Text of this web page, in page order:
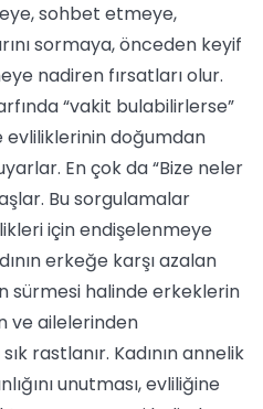
sohbet etmeye,
sormaya, önceden keyif
nadiren fırsatları olur.
“vakit bulabilirlerse”
evliliklerinin doğumdan
En çok da “Bize neler
Bu sorgulamalar
için endişelenmeye
erkeğe karşı azalan
sürmesi halinde erkeklerin
ve ailelerinden
rastlanır. Kadının annelik
unutması, evliliğine